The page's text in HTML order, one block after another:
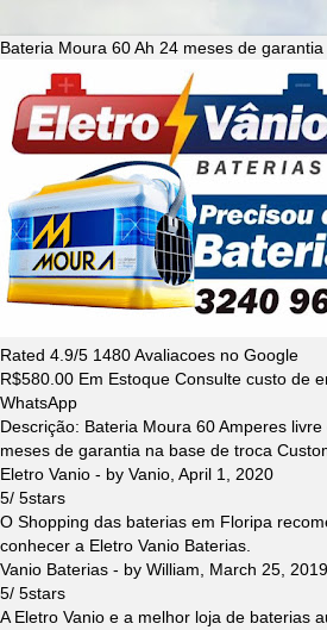
Bateria Moura 60 Ah 24 meses de garantia
Rated 4.9/5 1480Avaliacoes no Google
R$580.00 Em Estoque Consulte custo de
WhatsApp
Descrição: Bateria Moura 60 Amperes
meses de garantia na base de troca
Eletro Vanio - by Vanio April 1, 2020
5/ 5stars
O Shopping das baterias em Floripa
conhecer a Eletro Vanio Baterias.
Vanio Baterias - by William
March 25, 2019
5/ 5stars
A Eletro Vanio e a melhor loja de baterias